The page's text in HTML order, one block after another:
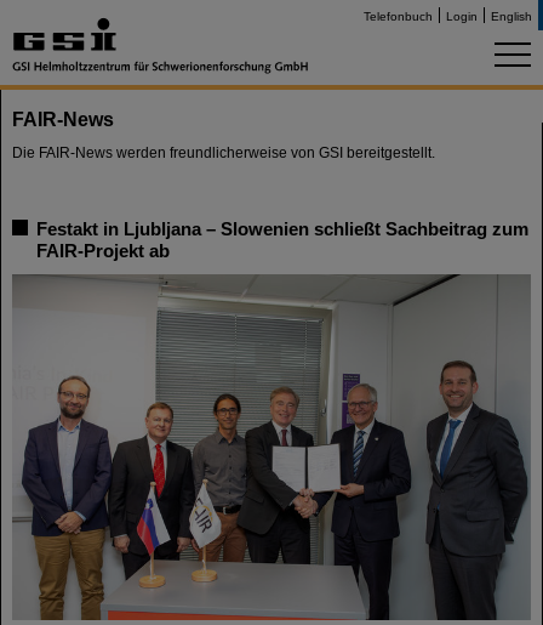
Telefonbuch Login English
FAIR-News
Die FAIR-News werden freundlicherweise von GSI bereitgestellt.
Festakt in Ljubljana – Slowenien schließt Sachbeitrag zum
FAIR-Projekt ab